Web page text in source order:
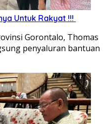
Untuk Rakyat !!!
Gorontalo, Thomas
penyaluran bantuan